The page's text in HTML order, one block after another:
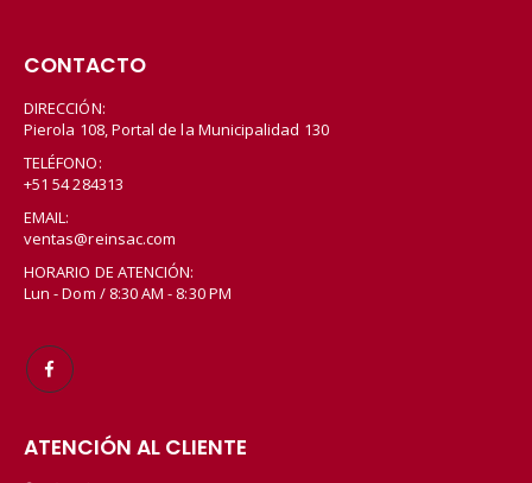
CONTACTO
DIRECCIÓN:
Pierola 108, Portal de la Municipalidad 130
TELÉFONO:
+51 54 284313
EMAIL:
ventas@reinsac.com
HORARIO DE ATENCIÓN:
Lun - Dom / 8:30 AM - 8:30 PM
ATENCIÓN AL CLIENTE